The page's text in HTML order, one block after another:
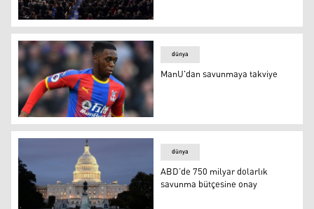
ABD’nin 2020 savunma bütçe tasarısına onay
ManU'dan savunmaya takviye
dünya
ManU'dan savunmaya takviye
dünya
ABD’de 750 milyar dolarlık
savunma bütçesine onay